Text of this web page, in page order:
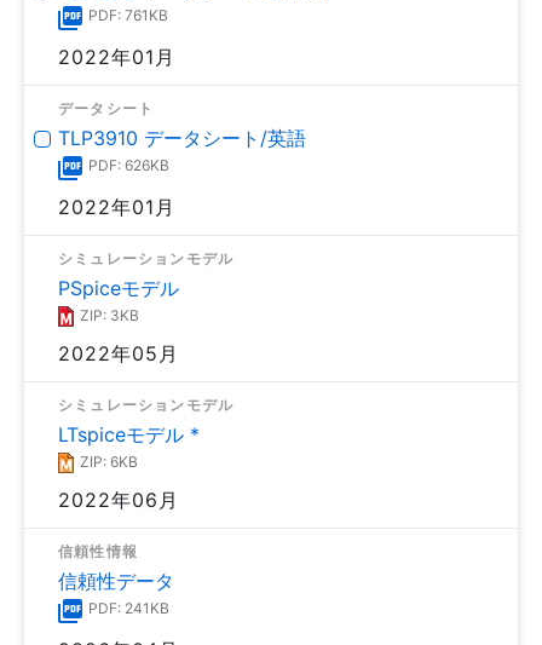
PDF: 761KB
2022年01月
データシート
TLP3910 データシート/英語
PDF: 626KB
2022年01月
シミュレーションモデル
PSpiceモデル
ZIP: 3KB
2022年05月
シミュレーションモデル
LTspiceモデル *
ZIP: 6KB
2022年06月
信頼性情報
信頼性データ
PDF: 241KB